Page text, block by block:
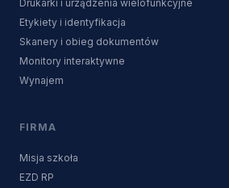
Drukarki i urządzenia wielofunkcyjne
Etykiety i identyfikacja
Skanery i obieg dokumentów
Monitory interaktywne
Wynajem
FIRMA
Misja szkoła
EZD RP